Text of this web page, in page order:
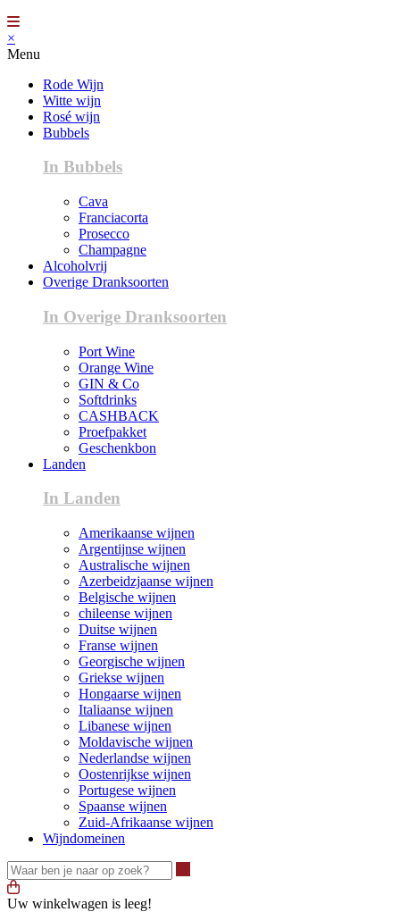
×
Menu
Rode Wijn
Witte wijn
Rosé wijn
Bubbels
In Bubbels
Cava
Franciacorta
Prosecco
Champagne
Alcoholvrij
Overige Dranksoorten
In Overige Dranksoorten
Port Wine
Orange Wine
GIN & Co
Softdrinks
CASHBACK
Proefpakket
Geschenkbon
Landen
In Landen
Amerikaanse wijnen
Argentijnse wijnen
Australische wijnen
Azerbeidzjaanse wijnen
Belgische wijnen
chileense wijnen
Duitse wijnen
Franse wijnen
Georgische wijnen
Griekse wijnen
Hongaarse wijnen
Italiaanse wijnen
Libanese wijnen
Moldavische wijnen
Nederlandse wijnen
Oostenrijkse wijnen
Portugese wijnen
Spaanse wijnen
Zuid-Afrikaanse wijnen
Wijndomeinen
Uw winkelwagen is leeg!